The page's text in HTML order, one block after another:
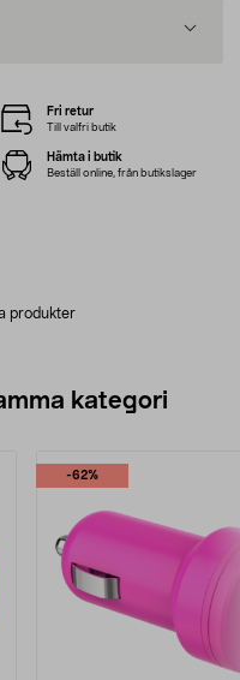
produkter
Fri retur
Till valfri butik
Hämta i butik
Beställ online, från butikslager
kategori
-62%